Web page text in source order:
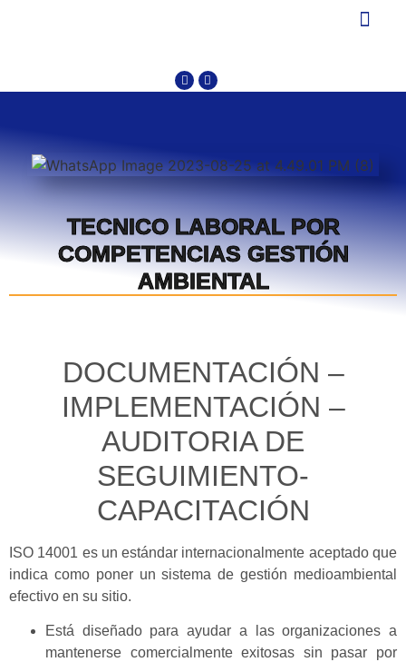
TECNICO LABORAL POR
COMPETENCIAS GESTIÓN
AMBIENTAL
DOCUMENTACIÓN –
IMPLEMENTACIÓN –
AUDITORIA DE
SEGUIMIENTO-
CAPACITACIÓN
ISO 14001 es un estándar internacionalmente aceptado que
indica como poner un sistema de gestión medioambiental
efectivo en su sitio.
Está diseñado para ayudar a las organizaciones a
mantenerse comercialmente exitosas sin pasar por